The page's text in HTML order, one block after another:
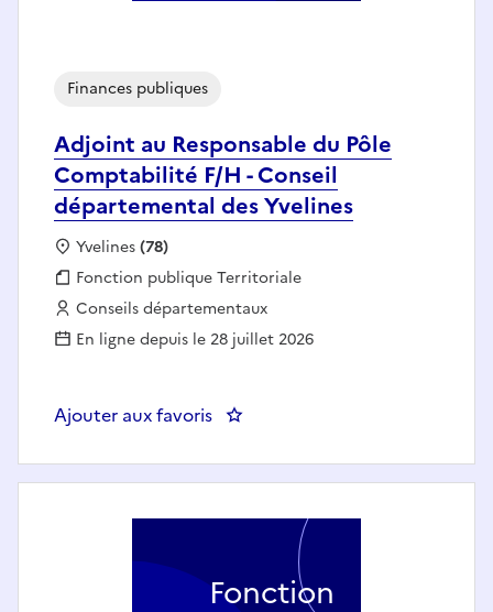
Adjoint au Responsable du Pôle
Comptabilité F/H - Conseil
départemental des Yvelines
Finances publiques
Localisation :
Yvelines(78)
Fonction publique :
Fonction publique Territoriale
Employeur :
Conseils départementaux
En ligne depuis le 28 juillet 2026
Ajouter aux favoris : Adjoint au Responsable du
Fonction